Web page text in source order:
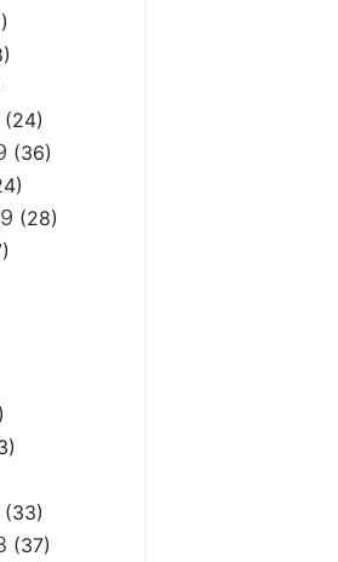
(24)
(36)
(28)
(33)
(37)